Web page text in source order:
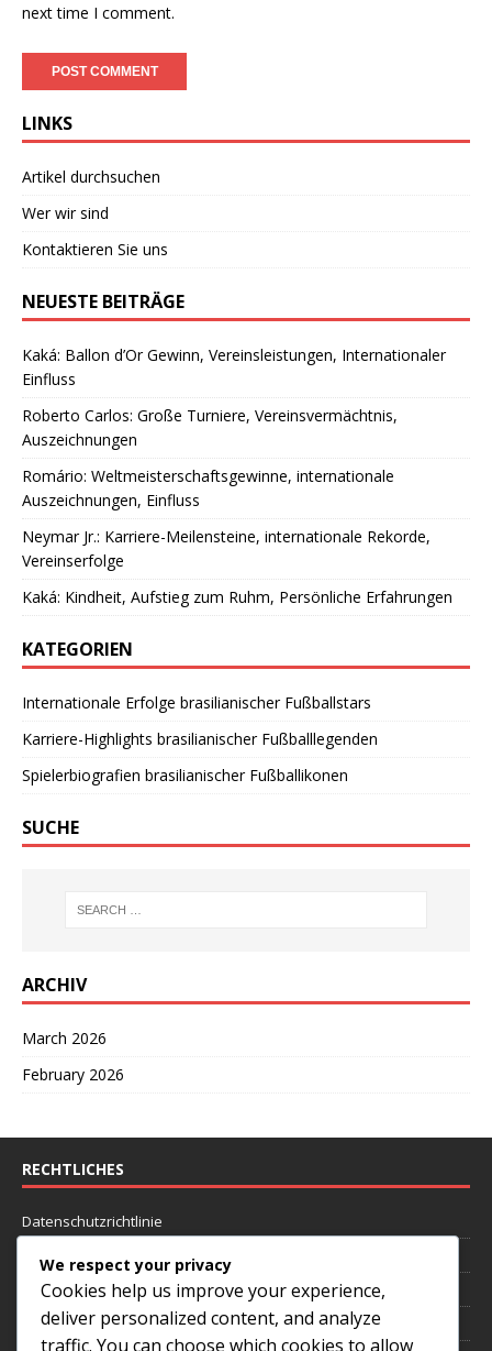
next time I comment.
LINKS
Artikel durchsuchen
Wer wir sind
Kontaktieren Sie uns
NEUESTE BEITRÄGE
Kaká: Ballon d’Or Gewinn, Vereinsleistungen, Internationaler
Einfluss
Roberto Carlos: Große Turniere, Vereinsvermächtnis,
Auszeichnungen
Romário: Weltmeisterschaftsgewinne, internationale
Auszeichnungen, Einfluss
Neymar Jr.: Karriere-Meilensteine, internationale Rekorde,
Vereinserfolge
Kaká: Kindheit, Aufstieg zum Ruhm, Persönliche Erfahrungen
KATEGORIEN
Internationale Erfolge brasilianischer Fußballstars
Karriere-Highlights brasilianischer Fußballlegenden
Spielerbiografien brasilianischer Fußballikonen
SUCHE
ARCHIV
March 2026
February 2026
RECHTLICHES
Datenschutzrichtlinie
Cookie-Einstellungen
Benutzervereinbarung
Wer wir sind
We respect your privacy
Cookies help us improve your experience,
deliver personalized content, and analyze
traffic. You can choose which cookies to allow